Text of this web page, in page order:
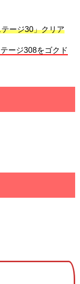
ージ30」クリア
ージ308をゴクド